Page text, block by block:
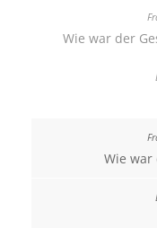
Wie war der
Wie war